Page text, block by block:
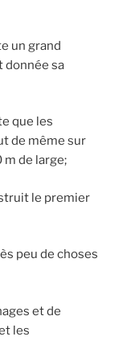
un grand
donnée sa
que les
de même sur
m de large;
le premier
peu de choses
et de
les